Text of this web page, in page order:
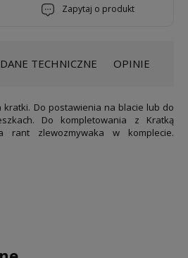
zapytaj o produkt
DANE TECHNICZNE OPINIE
kratki. Do postawienia na blacie lub do
Do kompletowania z Kratką
rant zlewozmywaka w komplecie.